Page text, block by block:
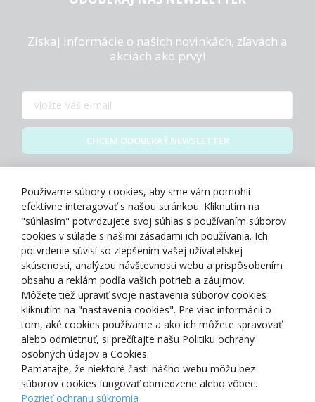
Získaj informácie o našich novinkách, zľavách a
akciách ako prvý!
CHCEM ODOBERAŤ NEWSLETTER
O NÁS
NAKUPOVANIE
ZÁKAZNÍCKA ZÓNA
NAŠE OCENENIA
Používame súbory cookies, aby sme vám pomohli
efektívne interagovať s našou stránkou. Kliknutím na
"súhlasím" potvrdzujete svoj súhlas s používaním súborov
cookies v súlade s našimi zásadami ich používania. Ich
potvrdenie súvisí so zlepšením vašej užívateľskej
skúsenosti, analýzou návštevnosti webu a prispôsobením
obsahu a reklám podľa vašich potrieb a záujmov.
Môžete tiež upraviť svoje nastavenia súborov cookies
kliknutím na "nastavenia cookies". Pre viac informácií o
tom, aké cookies používame a ako ich môžete spravovať
alebo odmietnuť, si prečítajte našu Politiku ochrany
osobných údajov a Cookies.
Pamätajte, že niektoré časti nášho webu môžu bez
súborov cookies fungovať obmedzene alebo vôbec.
Pozrieť ochranu súkromia